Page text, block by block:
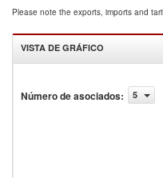
Please note the exports, imports and
VISTA DE GRÁFICO
Número de asociados: 5